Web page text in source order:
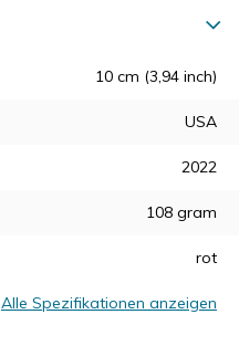
10 cm (3,94 inch)
USA
2022
108 gram
rot
Alle Spezifikationen anzeigen